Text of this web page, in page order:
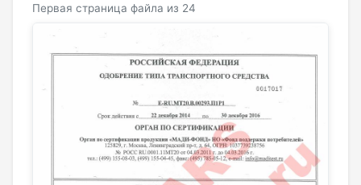
Первая страница файла из 24